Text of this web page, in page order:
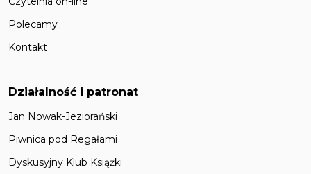
Polecamy
Kontakt
Działalność i patronat
Jan Nowak-Jeziorański
Piwnica pod Regałami
Dyskusyjny Klub Książki